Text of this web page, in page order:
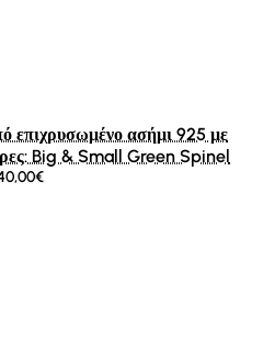
επιχρυσωμένο ασήμι 925 με
Big & Small Green Spinel